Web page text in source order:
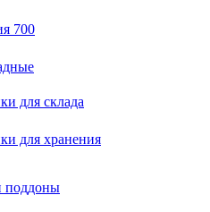
700
для склада
для хранения
поддоны